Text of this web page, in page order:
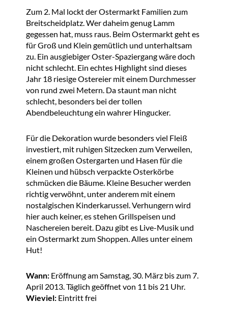
Zum 2. Mal lockt der Ostermarkt Familien zum
Breitscheidplatz. Wer daheim genug Lamm
gegessen hat, muss raus. Beim Ostermarkt geht es
für Groß und Klein gemütlich und unterhaltsam
zu. Ein ausgiebiger Oster-Spaziergang wäre doch
nicht schlecht. Ein echtes Highlight sind dieses
Jahr 18 riesige Ostereier mit einem Durchmesser
von rund zwei Metern. Da staunt man nicht
schlecht, besonders bei der tollen
Abendbeleuchtung ein wahrer Hingucker.
Für die Dekoration wurde besonders viel Fleiß
investiert, mit ruhigen Sitzecken zum Verweilen,
einem großen Ostergarten und Hasen für die
Kleinen und hübsch verpackte Osterkörbe
schmücken die Bäume. Kleine Besucher werden
richtig verwöhnt, unter anderem mit einem
nostalgischen Kinderkarussel. Verhungern wird
hier auch keiner, es stehen Grillspeisen und
Naschereien bereit. Dazu gibt es Live-Musik und
ein Ostermarkt zum Shoppen. Alles unter einem
Hut!
Wann: Eröffnung am Samstag, 30. März bis zum 7.
April 2013. Täglich geöffnet von 11 bis 21 Uhr.
Wieviel: Eintritt frei